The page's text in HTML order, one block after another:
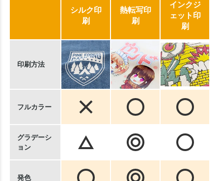
シルク印
刷
熱転写印
刷
インクジ
ェット印
刷
印刷方法
フルカラー
グラデーシ
ョン
発色